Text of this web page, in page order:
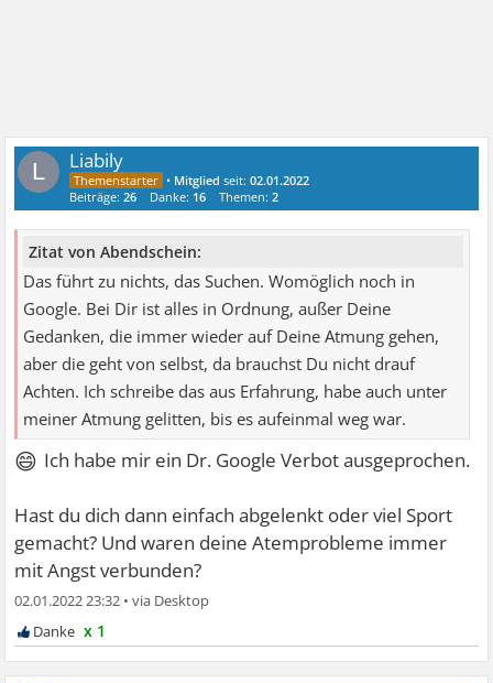
L Liabily
• Mitglied seit:02.01.2022
Beiträge:26 Danke: 16 Themen:2
Zitat von Abendschein:
Das führt zu nichts, das Suchen. Womöglich noch in
Google. Bei Dir ist alles in Ordnung, außer Deine
Gedanken, die immer wieder auf Deine Atmung gehen,
aber die geht von selbst, da brauchst Du nicht drauf
Achten. Ich schreibe das aus Erfahrung, habe auch unter
meiner Atmung gelitten, bis es aufeinmal weg war.
😄 Ich habe mir ein Dr. Google Verbot ausgeprochen.
Hast du dich dann einfach abgelenkt oder viel Sport
gemacht? Und waren deine Atemprobleme immer
mit Angst verbunden?
02.01.2022 23:32 •
x 1